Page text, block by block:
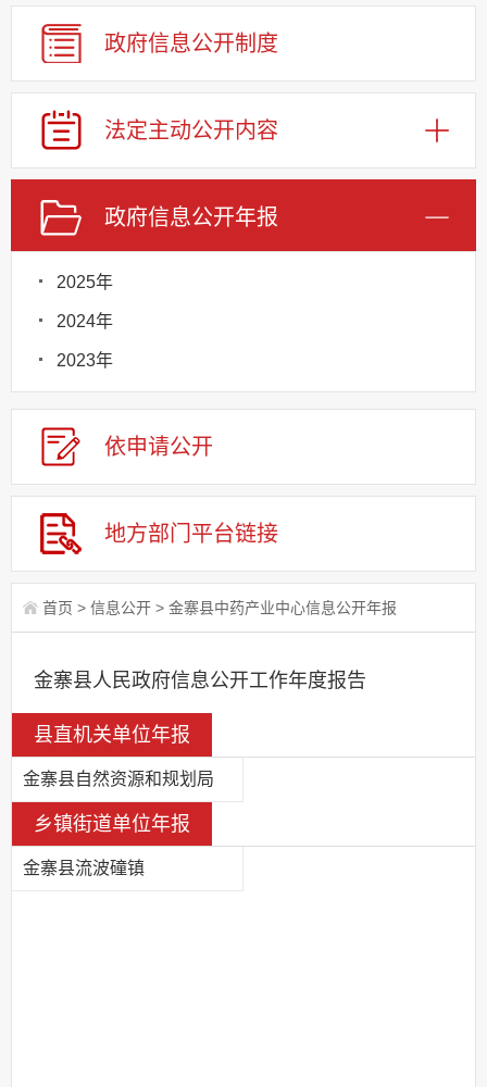
政府信息公开制度
法定主动公开内容
政府信息公开年报
2025年
2024年
2023年
依申请公开
地方部门 平台链接
首页 > 信息公开 > 金寨县中药产业中心信息公开年报
金寨县人民政府信息公开工作年度报告
县直机关单位年报
金寨县自然资源和规划局
乡镇街道单位年报
金寨县流波䃥镇